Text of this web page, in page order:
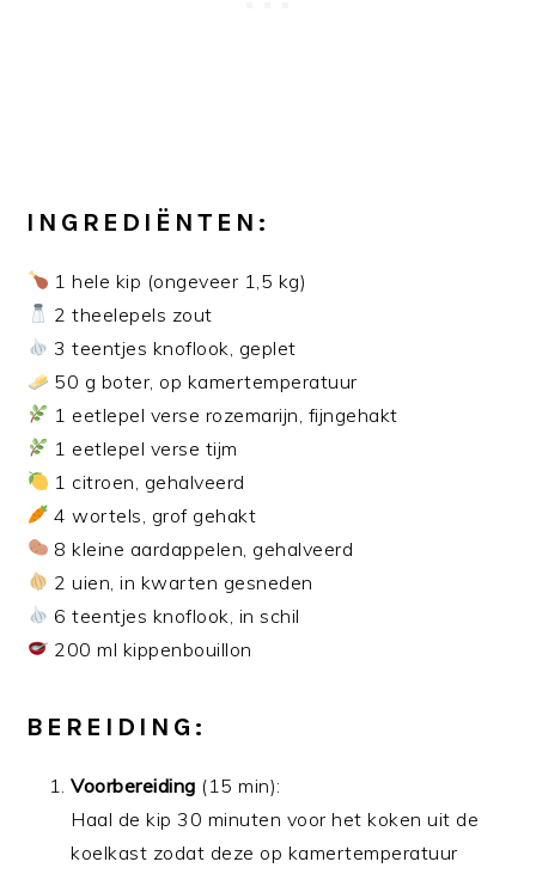
INGREDIËNTEN:
1 hele kip (ongeveer 1,5 kg)
2 theelepels zout
3 teentjes knoflook, geplet
50 g boter, op kamertemperatuur
1 eetlepel verse rozemarijn, fijngehakt
1 eetlepel verse tijm
1 citroen, gehalveerd
4 wortels, grof gehakt
8 kleine aardappelen, gehalveerd
2 uien, in kwarten gesneden
6 teentjes knoflook, in schil
200 ml kippenbouillon
BEREIDING:
Voorbereiding (15 min):
Haal de kip 30 minuten voor het koken uit de
koelkast zodat deze op kamertemperatuur